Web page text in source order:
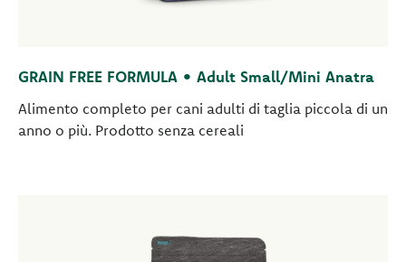
GRAIN FREE FORMULA • Adult Small/Mini Anatra
Alimento completo per cani adulti di taglia piccola di un
anno o più. Prodotto senza cereali